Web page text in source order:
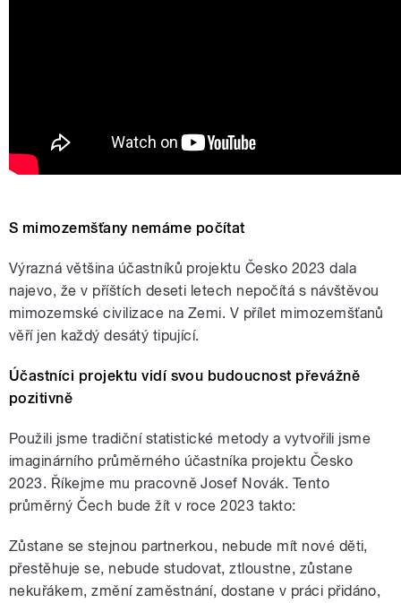
S mimozemšťany nemáme počítat
Výrazná většina účastníků projektu Česko 2023 dala
najevo, že v příštích deseti letech nepočítá s návštěvou
mimozemské civilizace na Zemi. V přílet mimozemšťanů
věří jen každý desátý tipující.
Účastníci projektu vidí svou budoucnost převážně
pozitivně
Použili jsme tradiční statistické metody a vytvořili jsme
imaginárního průměrného účastníka projektu Česko
2023. Říkejme mu pracovně Josef Novák. Tento
průměrný Čech bude žít v roce 2023 takto:
Zůstane se stejnou partnerkou, nebude mít nové děti,
přestěhuje se, nebude studovat, ztloustne, zůstane
nekuřákem, změní zaměstnání, dostane v práci přidáno,